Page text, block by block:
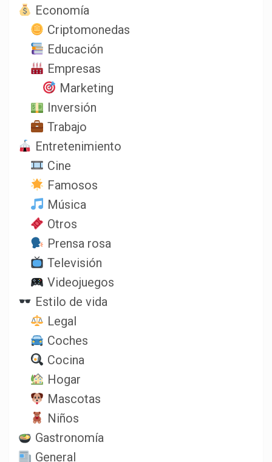
Economía
Criptomonedas
Educación
Empresas
Marketing
Inversión
Trabajo
Entretenimiento
Cine
Famosos
Música
Otros
Prensa rosa
Televisión
Videojuegos
Estilo de vida
Legal
Coches
Cocina
Hogar
Mascotas
Niños
Gastronomía
General